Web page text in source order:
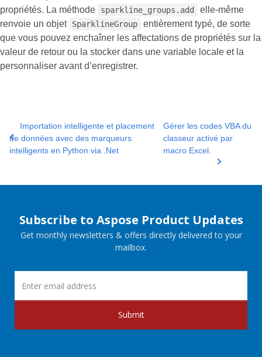
propriétés. La méthode
sparkline_groups.add
elle-même
renvoie un objet SparklineGroup
entièrement typé, de sorte
que vous pouvez enchaîner les affectations de propriétés sur la
valeur de retour ou la stocker dans une variable locale et la
personnaliser avant d’enregistrer.
Importation intelligente et placement
de données avec des marqueurs
intelligents en Python via .Net
Gérer les codes VBA du
classeur activé par
macro Excel.
Subscribe to Aspose Product Updates
Get monthly newsletters & offers directly delivered to your
mailbox.
Submit